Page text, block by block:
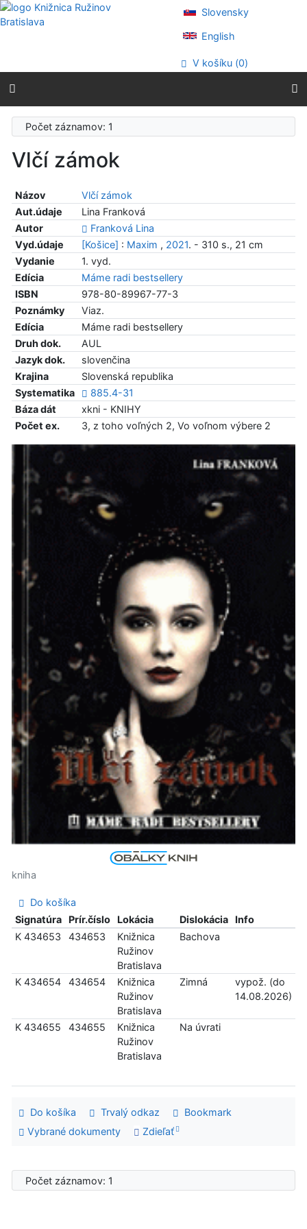
Prejsť na obsah
Prejsť na menu
Prehlásenie o webovej prístupnosti
Slovensky
English
V košíku (0)
Počet záznamov: 1
Vlčí zámok
Názov
Vlčí zámok
Aut.údaje
Lina Franková
Autor
Franková Lina
Vyd.údaje
[Košice] : Maxim , 2021. - 310 s., 21 cm
Vydanie
1. vyd.
Edícia
Máme radi bestsellery
ISBN
978-80-89967-77-3
Poznámky
Viaz.
Edícia
Máme radi bestsellery
Druh dok.
AUL
Jazyk dok.
slovenčina
Krajina
Slovenská republika
Systematika
885.4-31
Báza dát
xkni - KNIHY
Počet ex.
3, z toho voľných 2, Vo voľnom výbere 2
kniha
Do košíka
Signatúra
Prír.číslo Lokácia Dislokácia
Info
K 434653
434653
Knižnica
Ružinov
Bratislava
Bachova
K 434654 434654
Knižnica
Ružinov
Bratislava
Zimná
vypož. (do
14.08.2026)
K 434655 434655
Knižnica
Ružinov
Bratislava
Na úvrati
Do košíka Trvalý odkaz
Bookmark
Vybrané dokumenty
Zdieľať
Počet záznamov: 1